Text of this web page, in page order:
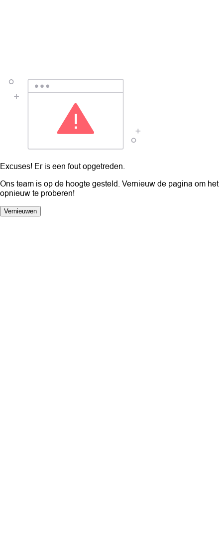
Excuses! Er is een fout opgetreden.
Ons team is op de hoogte gesteld. Vernieuw de pagina om het
opnieuw te proberen!
Vernieuwen